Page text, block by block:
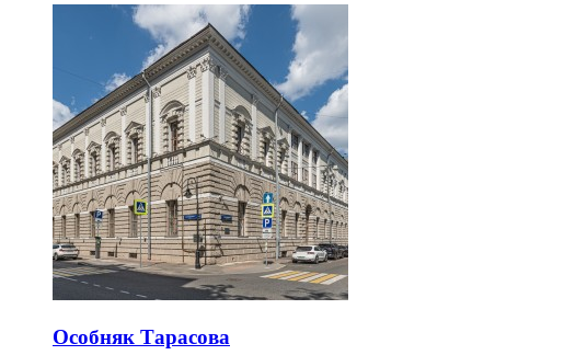
Особняк Тарасова